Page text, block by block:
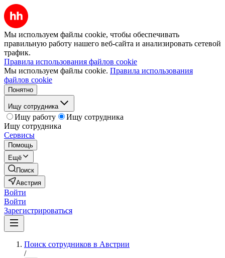
Мы используем файлы cookie, чтобы обеспечивать
правильную работу нашего веб-сайта и анализировать сетевой
трафик.
Правила использования файлов cookie
Мы используем файлы cookie. Правила использования
файлов cookie
Понятно
Ищу сотрудника
Ищу работу
Ищу сотрудника
Ищу сотрудника
Сервисы
Помощь
Ещё
Поиск
Австрия
Войти
Войти
Зарегистрироваться
Поиск сотрудников в Австрии
/